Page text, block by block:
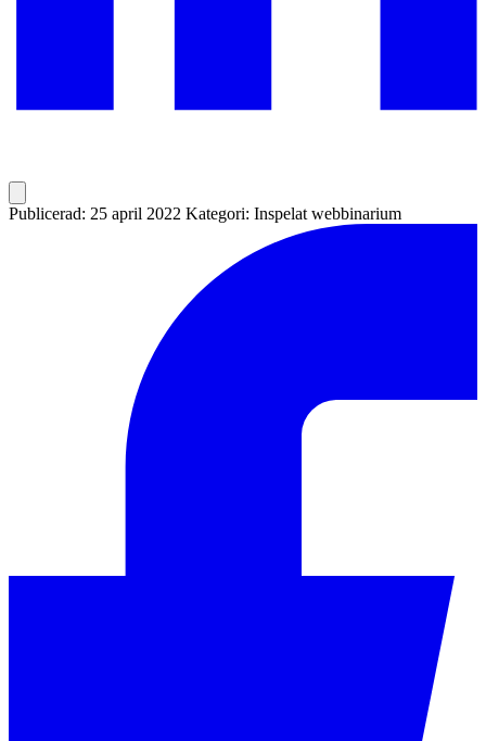
Publicerad: 25 april 2022 Kategori: Inspelat webbinarium